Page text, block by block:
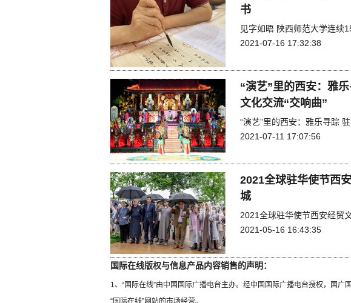
书
见字如晤 陕西师范大学连续
2021-07-16 17:32:38
“演艺”里的西安：雅
文化交流“交响曲”
“演艺”里的西安：雅乐寻踪
2021-07-11 17:07:56
2021全球驻华使节西
城
2021全球驻华使节西安经贸
2021-05-16 16:43:35
国际在线版权与信息产品内容销售的声明：
1、“国际在线”由中国国际广播电台主办。经中国国际广播电台授权，国广
“国际在线”网站的市场经营。